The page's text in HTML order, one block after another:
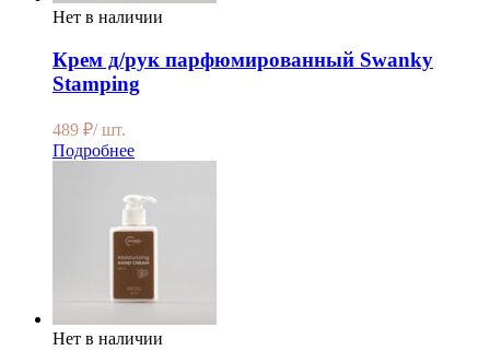
Нет в наличии
Крем д/рук парфюмированный Swanky
Stamping
489 ₽/ шт.
Подробнее
Нет в наличии